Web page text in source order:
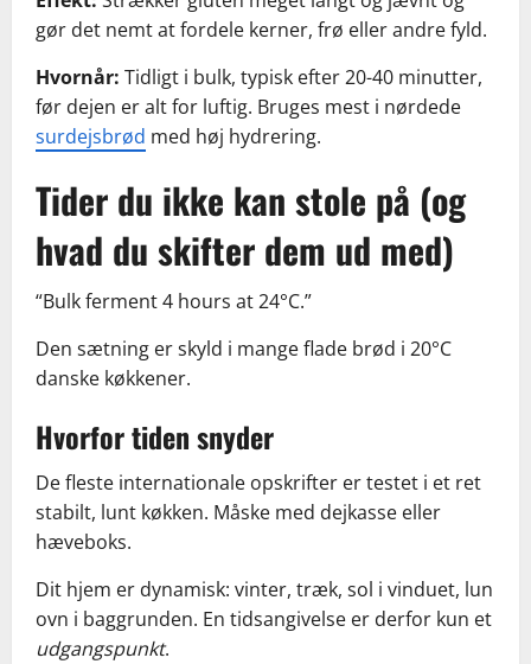
gør det nemt at fordele kerner, frø eller andre fyld.
Hvornår: Tidligt i bulk, typisk efter 20-40 minutter,
før dejen er alt for luftig. Bruges mest i nørdede
surdejsbrød med høj hydrering.
Tider du ikke kan stole på (og
hvad du skifter dem ud med)
“Bulk ferment 4 hours at 24°C.”
Den sætning er skyld i mange flade brød i 20°C
danske køkkener.
Hvorfor tiden snyder
De fleste internationale opskrifter er testet i et ret
stabilt, lunt køkken. Måske med dejkasse eller
hæveboks.
Dit hjem er dynamisk: vinter, træk, sol i vinduet, lun
ovn i baggrunden. En tidsangivelse er derfor kun et
udgangspunkt.